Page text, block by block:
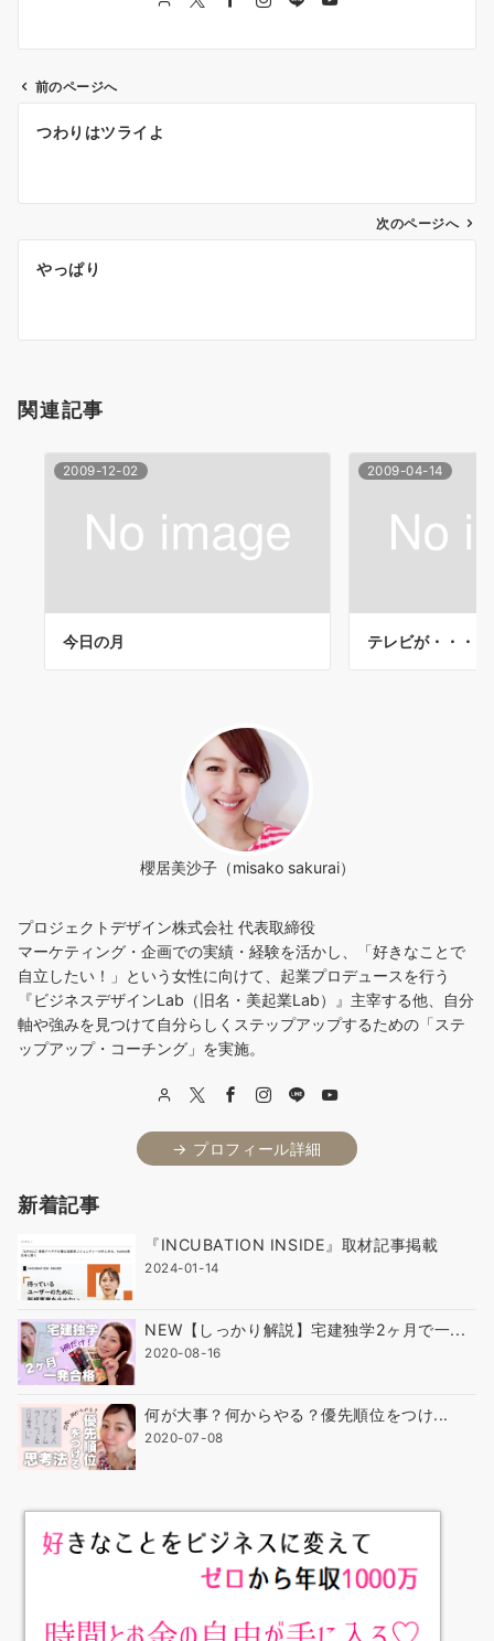
ゲ
シ
ン
前のページへ
つわりはツライよ
次のページへ
やっぱり
関連記事
2009-12-02
今日の月
2009-04-14
テレビが・・・
櫻居美沙子（misako sakurai）
プロジェクトデザイン株式会社 代表取締役
マーケティング・企画での実績・経験を活かし、「好きなことで
自立したい！」という女性に向けて、起業プロデュースを行う
『ビジネスデザインLab（旧名・美起業Lab）』主宰する他、自分
軸や強みを見つけて自分らしくステップアップするための「ステ
ップアップ・コーチング」を実施。
→ プロフィール詳細
新着記事
『INCUBATION INSIDE』取材記事掲載
2024-01-14
NEW【しっかり解説】宅建独学2ヶ月で一...
2020-08-16
何が大事？何からやる？優先順位をつけ...
2020-07-08